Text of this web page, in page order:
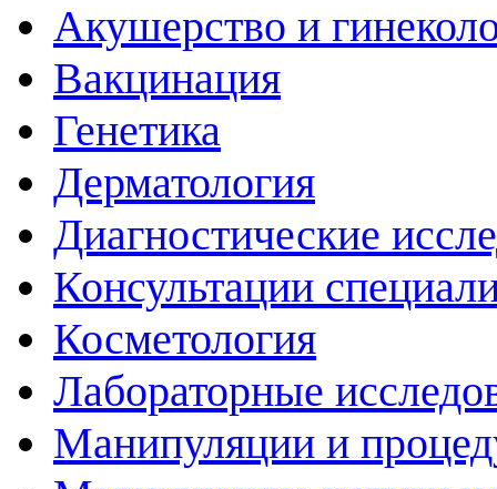
Акушерство и
Вакцинация
Генетика
Дерматология
Диагностические
Консультации
Косметология
Лабораторные
Манипуляции и